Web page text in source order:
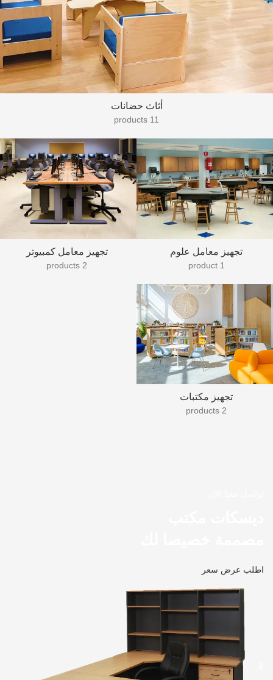
أثاث حضانات
11 products
تجهيز معامل علوم
1 product
تجهيز معامل كمبيوتر
2 products
تجهيز مكتبات
2 products
اطلب عرض سعر